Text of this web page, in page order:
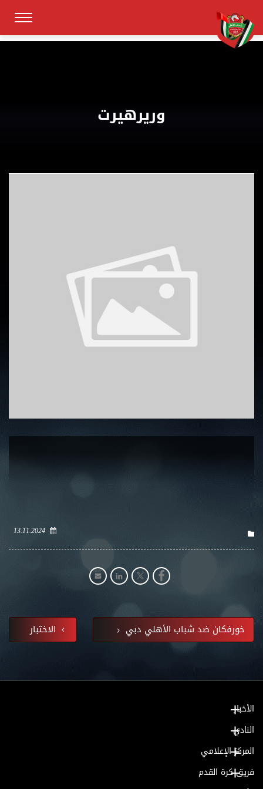
وريرهيرت
13.11.2024
الاختبار خورفكان ضد شباب الأهلي دبي
الأخبار
النادي
المركز الإعلامي
فريق كرة القدم